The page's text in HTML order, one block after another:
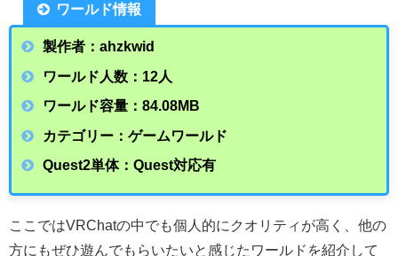
ワールド情報
製作者：ahzkwid
ワールド人数：12人
ワールド容量：84.08MB
カテゴリー：ゲームワールド
Quest2単体：Quest対応有
ここではVRChatの中でも個人的にクオリティが高く、他の
方にもぜひ遊んでもらいたいと感じたワールドを紹介して